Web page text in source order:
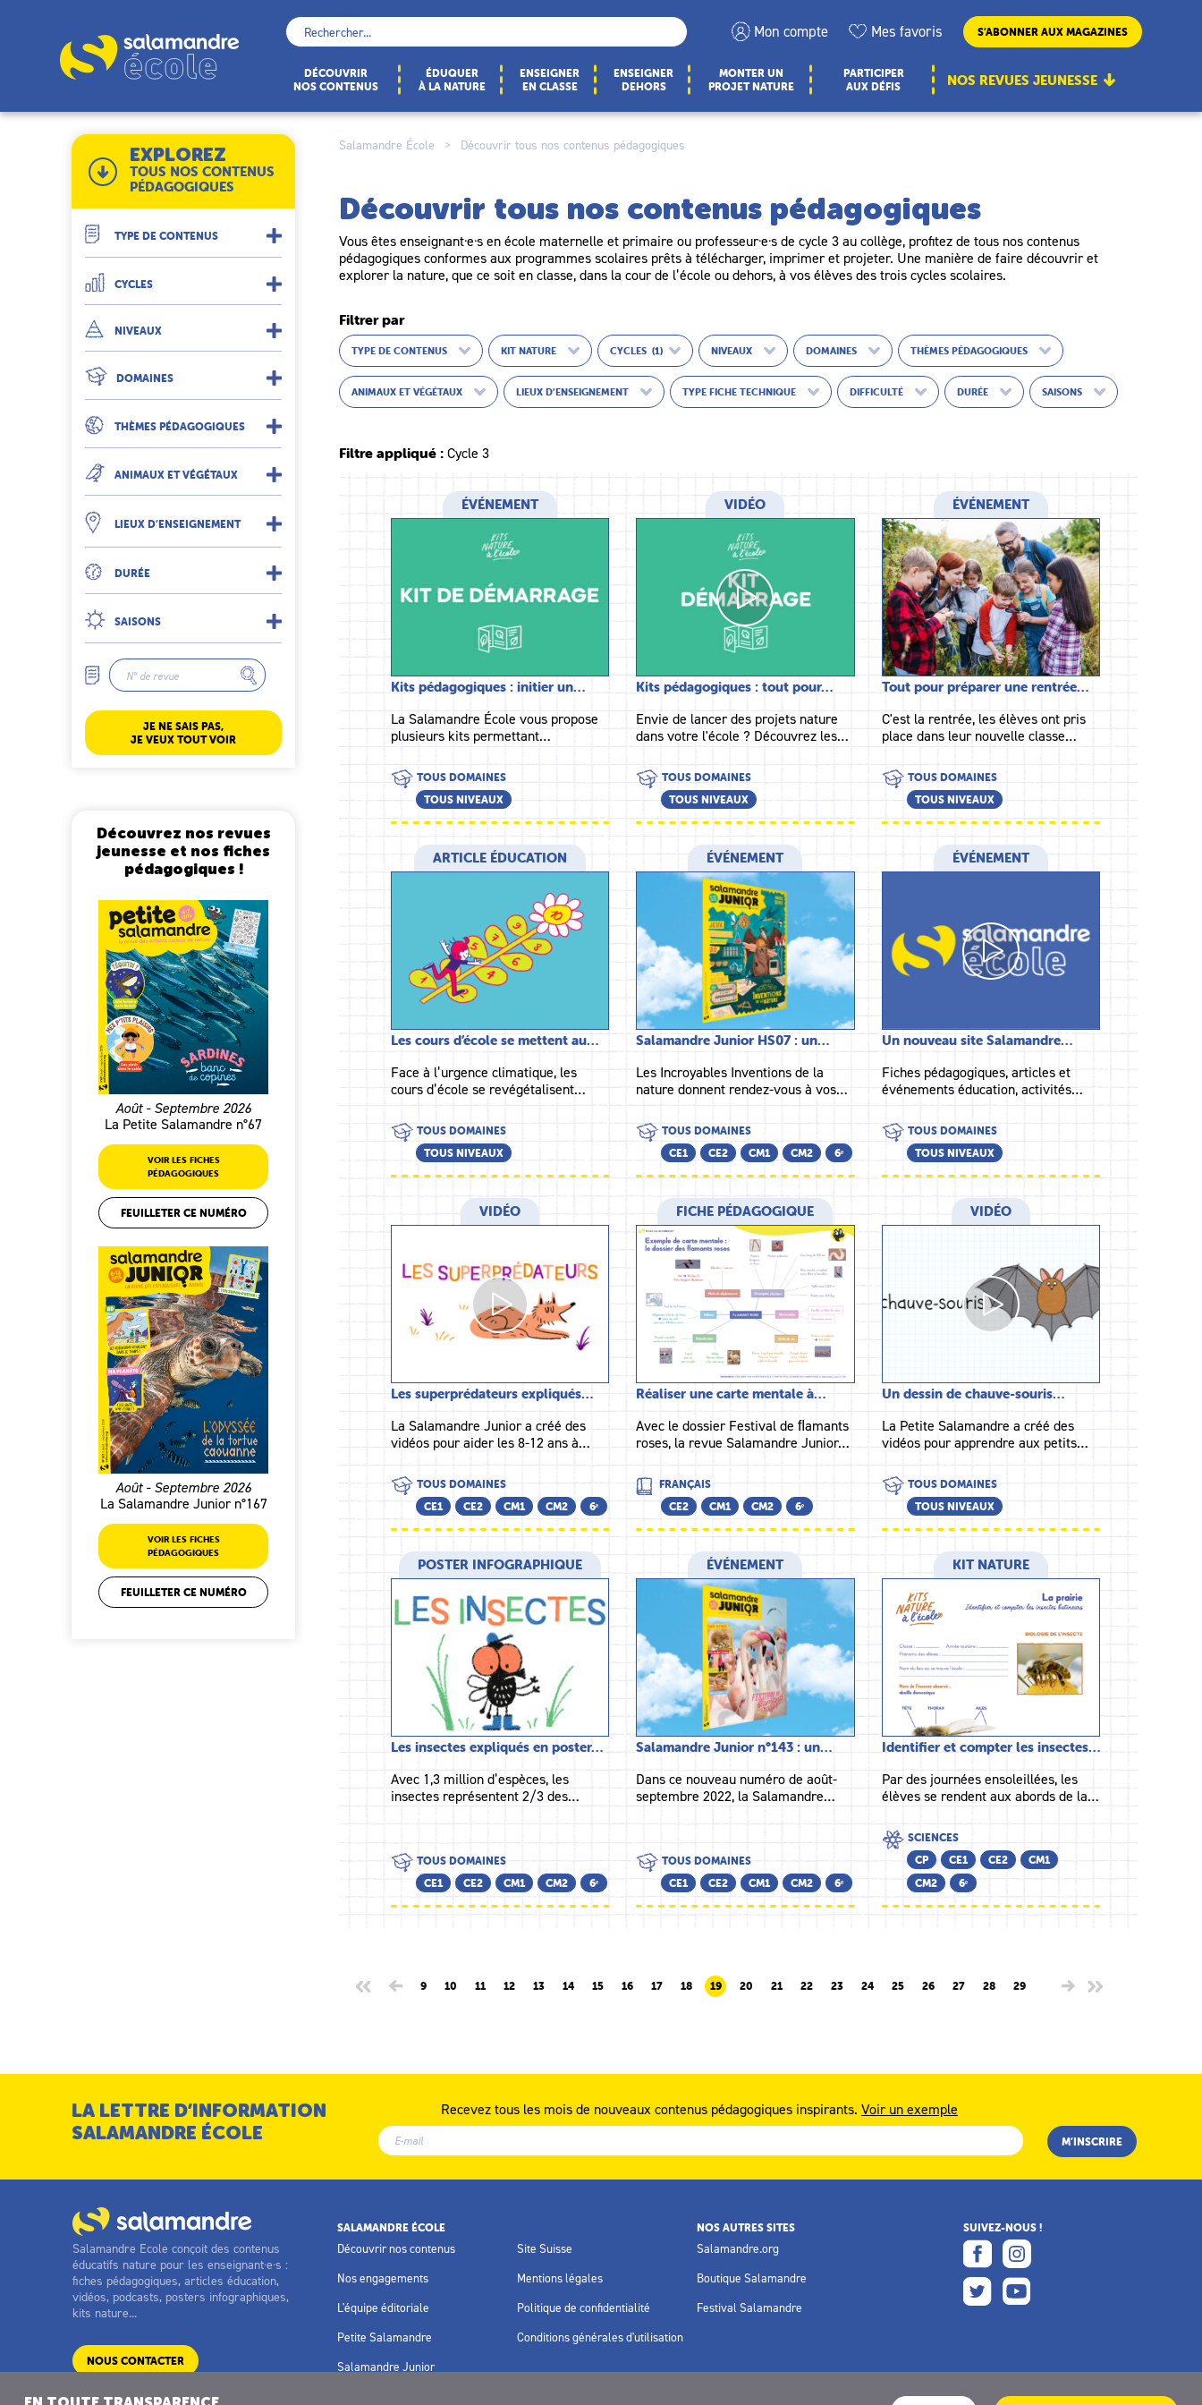
École
Rechercher :
Mon compte Mes favoris S’ABONNER AUX MAGAZINES
DÉCOUVRIR
NOS CONTENUS
ÉDUQUER
À LA NATURE
ENSEIGNER
EN CLASSE
ENSEIGNER
DEHORS
MONTER UN
PROJET NATURE
PARTICIPER
AUX DÉFIS
NOS REVUES JEUNESSE
EXPLOREZ
TOUS NOS CONTENUS
PÉDAGOGIQUES
TYPE DE CONTENUS
CYCLES
NIVEAUX
DOMAINES
THÈMES PÉDAGOGIQUES
ANIMAUX ET VÉGÉTAUX
LIEUX D’ENSEIGNEMENT
DURÉE
SAISONS
JE NE SAIS PAS,
JE VEUX TOUT VOIR
Découvrez nos revues
jeunesse et nos fiches
pédagogiques !
Août - Septembre 2026
La Petite Salamandre n°67
VOIR LES FICHES
PÉDAGOGIQUES
FEUILLETER CE NUMÉRO
Août - Septembre 2026
La Salamandre Junior n°167
VOIR LES FICHES
PÉDAGOGIQUES
FEUILLETER CE NUMÉRO
Salamandre École > Découvrir tous nos contenus pédagogiques
Découvrir tous nos contenus pédagogiques
Vous êtes enseignant·e·s en école maternelle et primaire ou professeur·e·s de cycle 3 au collège, profitez de tous nos contenus
pédagogiques conformes aux programmes scolaires prêts à télécharger, imprimer et projeter. Une manière de faire découvrir et
explorer la nature, que ce soit en classe, dans la cour de l’école ou dehors, à vos élèves des trois cycles scolaires.
Filtrer par
TYPE DE CONTENUS KIT NATURE CYCLES (1) NIVEAUX DOMAINES THÈMES PÉDAGOGIQUES
ANIMAUX ET VÉGÉTAUX LIEUX D’ENSEIGNEMENT TYPE FICHE TECHNIQUE DIFFICULTÉ DURÉE SAISONS
Filtre appliqué : Cycle 3
ÉVÉNEMENT
Kits pédagogiques : initier un…
La Salamandre École vous propose
plusieurs kits permettant…
TOUS DOMAINES
TOUS NIVEAUX
VIDÉO
Kits pédagogiques : tout pour…
Envie de lancer des projets nature
dans votre l'école ? Découvrez les…
TOUS DOMAINES
TOUS NIVEAUX
ÉVÉNEMENT
Tout pour préparer une rentrée…
C'est la rentrée, les élèves ont pris
place dans leur nouvelle classe…
TOUS DOMAINES
TOUS NIVEAUX
ARTICLE ÉDUCATION
Les cours d’école se mettent au…
Face à l’urgence climatique, les
cours d’école se revégétalisent…
TOUS DOMAINES
TOUS NIVEAUX
ÉVÉNEMENT
Salamandre Junior HS07 : un…
Les Incroyables Inventions de la
nature donnent rendez-vous à vos…
TOUS DOMAINES
CE1
CE2 CM1 CM2 6ᵉ
ÉVÉNEMENT
Un nouveau site Salamandre…
Fiches pédagogiques, articles et
événements éducation, activités…
TOUS DOMAINES
TOUS NIVEAUX
VIDÉO
Les superprédateurs expliqués…
La Salamandre Junior a créé des
vidéos pour aider les 8-12 ans à…
TOUS DOMAINES
CE1
CE2 CM1 CM2 6ᵉ
FICHE PÉDAGOGIQUE
Réaliser une carte mentale à…
Avec le dossier Festival de ﬂamants
roses, la revue Salamandre Junior…
FRANÇAIS
CE2
CM1 CM2 6ᵉ
VIDÉO
Un dessin de chauve-souris…
La Petite Salamandre a créé des
vidéos pour apprendre aux petits…
TOUS DOMAINES
TOUS NIVEAUX
POSTER INFOGRAPHIQUE
Les insectes expliqués en poster…
Avec 1,3 million d’espèces, les
insectes représentent 2/3 des…
TOUS DOMAINES
CE1
CE2 CM1 CM2 6ᵉ
ÉVÉNEMENT
Salamandre Junior n°143 : un…
Dans ce nouveau numéro de août-
septembre 2022, la Salamandre…
TOUS DOMAINES
CE1
CE2 CM1 CM2 6ᵉ
KIT NATURE
Identifier et compter les insectes…
Par des journées ensoleillées, les
élèves se rendent aux abords de la…
SCIENCES
CP
CE1 CE2
CM1
CM2
6ᵉ
9 10 11 12 13 14 15 16 17 18 19 20 21 22 23 24 25 26 27 28 29
LA LETTRE D’INFORMATION
SALAMANDRE ÉCOLE
Recevez tous les mois de nouveaux contenus pédagogiques inspirants. Voir un exemple
Salamandre Ecole conçoit des contenus
éducatifs nature pour les enseignant·e·s :
fiches pédagogiques, articles éducation,
vidéos, podcasts, posters infographiques,
kits nature...
NOUS CONTACTER
SALAMANDRE ÉCOLE
Découvrir nos contenus
Nos engagements
L'équipe éditoriale
Petite Salamandre
Salamandre Junior
Site Suisse
Mentions légales
Politique de confidentialité
Conditions générales d'utilisation
NOS AUTRES SITES
Salamandre.org
Boutique Salamandre
Festival Salamandre
SUIVEZ-NOUS !